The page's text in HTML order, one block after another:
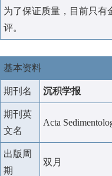
为了保证质量，目前只有
评。
基本资料
期刊名 沉积学报
期刊英
文名
Acta
出版周
期
双月